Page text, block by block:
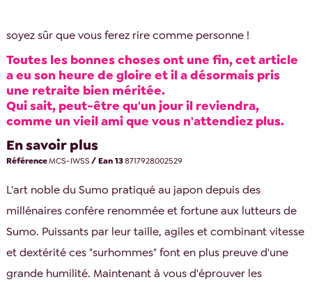
soyez sûr que vous ferez rire comme personne !
Toutes les bonnes choses ont une fin, cet article
a eu son heure de gloire et il a désormais pris
une retraite bien méritée.
Qui sait, peut-être qu'un jour il reviendra,
comme un vieil ami que vous n'attendiez plus.
En savoir plus
RéférenceMCS-IWSS / Ean 138717928002529
L'art noble du Sumo pratiqué au japon depuis des
millénaires confère renommée et fortune aux lutteurs de
Sumo. Puissants par leur taille, agiles et combinant vitesse
et dextérité ces "surhommes" font en plus preuve d'une
grande humilité. Maintenant à vous d'éprouver les